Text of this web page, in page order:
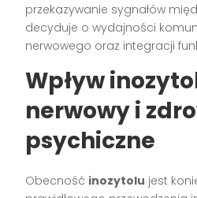
przekazywanie sygnałów
decyduje o wydajności
nerwowego oraz integracji
Wpływ
nerwowy i
psychiczne
Obecność inozytolu jest